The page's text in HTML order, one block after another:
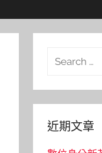
Search
近期文章